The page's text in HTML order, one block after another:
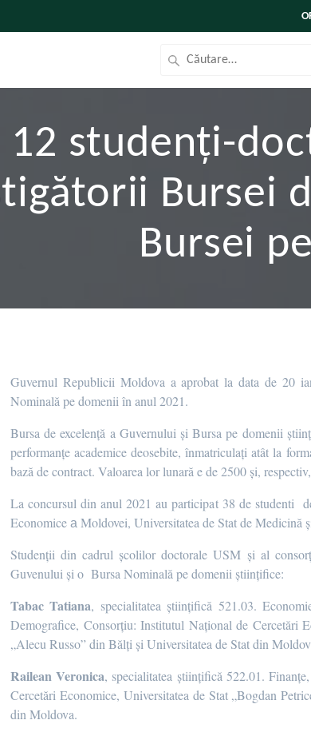
12 studenți-
Bursei
Bursei
Guvernul Republicii Moldova a aprobat la data de 20
Nominală pe domenii în anul 2021.
Bursa de excelență a Guvernului și Bursa pe domenii
performanțe academice deosebite, înmatriculați atât la
bază de contract. Valoarea lor lunară e de 2500 și,
La concursul din anul 2021 au participat 38 de studenti
Economice а Moldovei, Universitatea de Stat de
Studenții din cadrul școlilor doctorale USM și al
Guvenului și o Bursa Nominală pe domenii științifice:
Tabac Tatiana, specialitatea științifică 521.03.
Demografice, Consorțiu: Institutul Național de Cercetări
„Alecu Russo” din Bălți și Universitatea de Stat din
Railean Veronica, specialitatea științifică 522.01.
Cercetări Economice, Universitatea de Stat „Bogdan
din Moldova.